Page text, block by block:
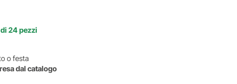
24 pezzi
o festa
dal catalogo